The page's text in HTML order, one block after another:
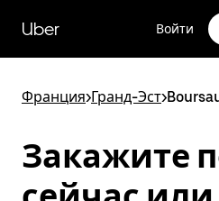
перейти
к
Uber Войти
Франция>Гранд-Эст>
Закажите